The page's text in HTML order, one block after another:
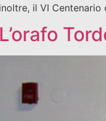
inoltre, il VI
L’orafo